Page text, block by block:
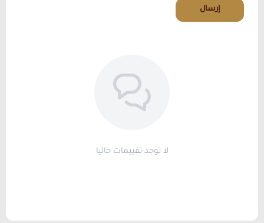
إرسال
لا توجد تقييمات حاليا